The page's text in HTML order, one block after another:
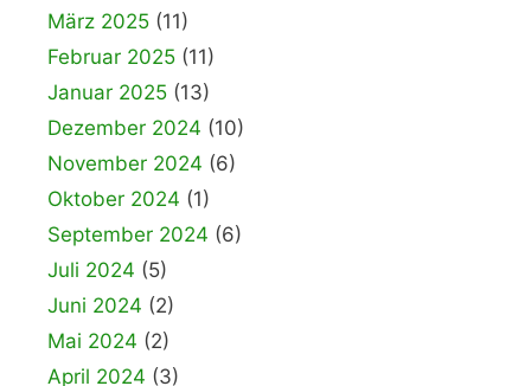
März 2025 (11)
Februar 2025 (11)
Januar 2025 (13)
Dezember 2024 (10)
November 2024 (6)
Oktober 2024 (1)
September 2024 (6)
Juli 2024 (5)
Juni 2024 (2)
Mai 2024 (2)
April 2024 (3)